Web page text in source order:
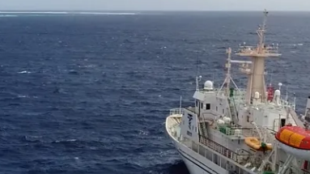
受験・入学案内
受験・入学案内
入試制度